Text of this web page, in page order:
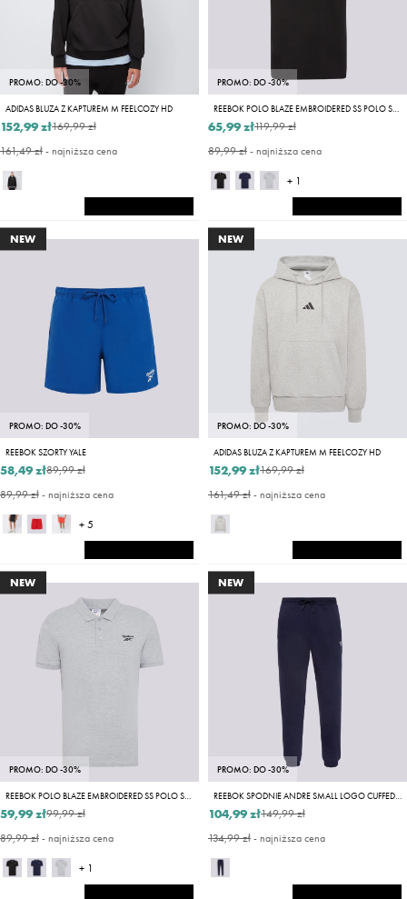
PROMO: DO -30%
ADIDAS BLUZA Z KAPTUREM M FEELCOZY HD
169,99 zł
152,99 zł
161,49 zł- najniższa cena
PROMO: DO -30%
REEBOK POLO BLAZE EMBROIDERED SS POLO SHIRT
119,99 zł
65,99 zł
89,99 zł- najniższa cena
+ 1
NEW
PROMO: DO -30%
REEBOK SZORTY YALE
89,99 zł
58,49 zł
89,99 zł- najniższa cena
+ 5
NEW
PROMO: DO -30%
ADIDAS BLUZA Z KAPTUREM M FEELCOZY HD
169,99 zł
152,99 zł
161,49 zł- najniższa cena
NEW
PROMO: DO -30%
REEBOK POLO BLAZE EMBROIDERED SS POLO SHIRT
99,99 zł
59,99 zł
89,99 zł- najniższa cena
+ 1
NEW
PROMO: DO -30%
REEBOK SPODNIE ANDRE SMALL LOGO CUFFED PANT
149,99 zł
104,99 zł
134,99 zł- najniższa cena